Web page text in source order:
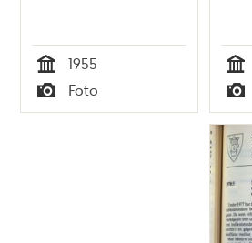
Tid
1955
Typ
Foto Tid
Typ